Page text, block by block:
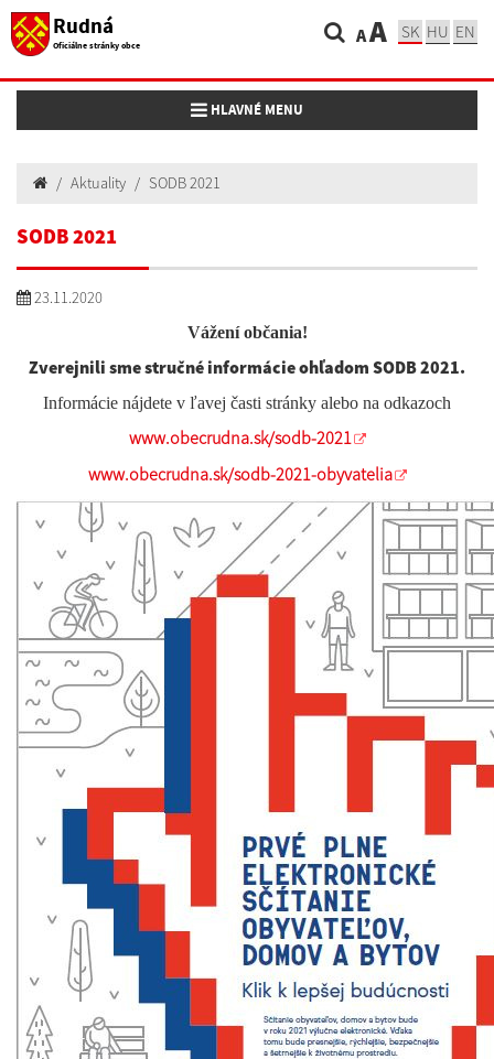
Rudná
Oficiálne stránky obce AA SK HU EN
Toggle navigation
HLAVNÉ MENU
Aktuality SODB 2021
SODB 2021
23.11.2020
Vážení občania!
Zverejnili sme stručné informácie ohľadom SODB 2021.
Informácie nájdete v ľavej časti stránky alebo na odkazoch
www.obecrudna.sk/sodb-2021
www.obecrudna.sk/sodb-2021-obyvatelia